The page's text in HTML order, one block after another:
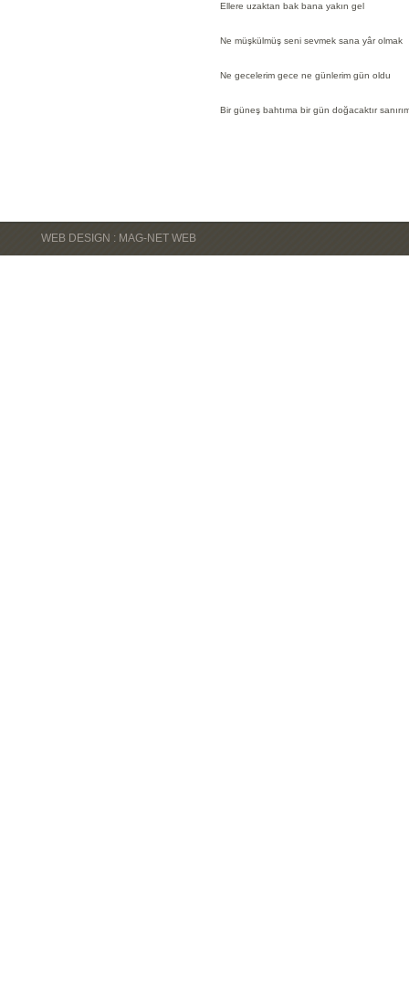
Ellere uzaktan bak bana yakın gel
Ne müşkülmüş seni sevmek sana yâr olmak
Ne gecelerim gece ne günlerim gün oldu
Bir güneş bahtıma bir gün doğacaktır
WEB DESIGN : MAG-NET WEB